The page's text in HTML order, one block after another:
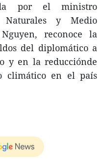
por el ministro
Naturales y Medio
reconoce la
del diplomático a
y en la reducciónde
climático en el país